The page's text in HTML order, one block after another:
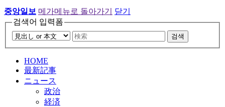
중앙일보 메가메뉴로 돌아가기
닫기
검색어 입력폼
검색
HOME
最新記事
ニュース
政治
経済